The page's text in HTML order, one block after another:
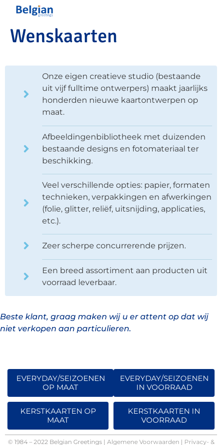
Wenskaarten
Onze eigen creatieve studio (bestaande
uit vijf fulltime ontwerpers) maakt jaarlijks
honderden nieuwe kaartontwerpen op
maat.
Afbeeldingenbibliotheek met duizenden
bestaande designs en fotomateriaal ter
beschikking.
Veel verschillende opties: papier, formaten
technieken, verpakkingen en afwerkingen
(folie, glitter, reliëf, uitsnijding, applicaties,
etc.).
Zeer scherpe concurrerende prijzen.
Een breed assortiment aan producten uit
voorraad leverbaar.
Beste klant, graag maken wij u er attent op dat wij
niet verkopen aan particulieren.
EVERYDAY/SEIZOENEN
OP MAAT
EVERYDAY/SEIZOENEN
IN VOORRAAD
KERSTKAARTEN OP
MAAT
KERSTKAARTEN IN
VOORRAAD
© 1984 – 2022 Belgian Greetings | Algemene Voorwaarden | Privacy- &